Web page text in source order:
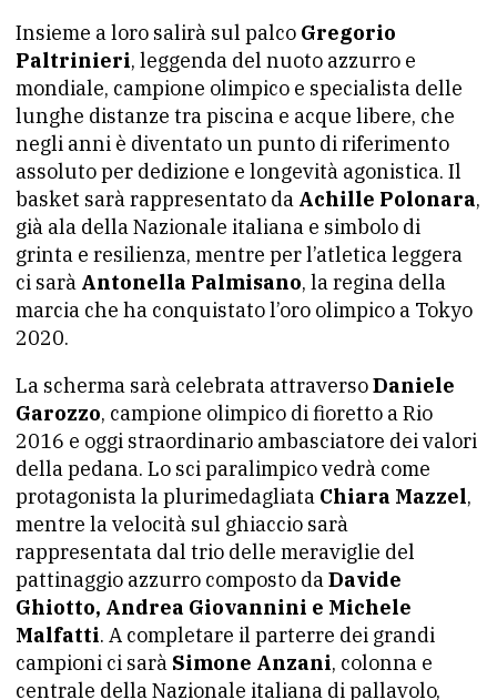
Insieme a loro salirà sul palco Gregorio
Paltrinieri, leggenda del nuoto azzurro e
mondiale, campione olimpico e specialista delle
lunghe distanze tra piscina e acque libere, che
negli anni è diventato un punto di riferimento
assoluto per dedizione e longevità agonistica. Il
basket sarà rappresentato da Achille Polonara,
già ala della Nazionale italiana e simbolo di
grinta e resilienza, mentre per l’atletica leggera
ci sarà Antonella Palmisano, la regina della
marcia che ha conquistato l’oro olimpico a Tokyo
2020.
La scherma sarà celebrata attraversoDaniele
Garozzo, campione olimpico di fioretto a Rio
2016 e oggi straordinario ambasciatore dei valori
della pedana. Lo sci paralimpico vedrà come
protagonista la plurimedagliata Chiara Mazzel,
mentre la velocità sul ghiaccio sarà
rappresentata dal trio delle meraviglie del
pattinaggio azzurro composto daDavide
Ghiotto, Andrea Giovannini e Michele
Malfatti. A completare il parterre dei grandi
campioni ci sarà Simone Anzani, colonna e
centrale della Nazionale italiana di pallavolo,